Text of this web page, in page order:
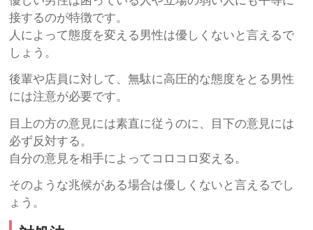
接するのが特徴です。
人によって態度を変える男性は優しくないと言えるで
しょう。
後輩や店員に対して、無駄に高圧的な態度をとる男性
には注意が必要です。
目上の方の意見には素直に従うのに、目下の意見には
必ず反対する。
自分の意見を相手によってコロコロ変える。
そのような兆候がある場合は優しくないと言えるでし
ょう。